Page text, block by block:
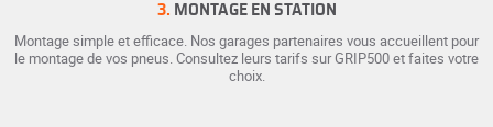
3. MONTAGE EN STATION
Montage simple et efficace. Nos garages partenaires vous accueillent pour
le montage de vos pneus. Consultez leurs tarifs sur GRIP500 et faites votre
choix.